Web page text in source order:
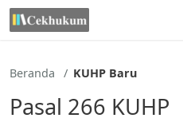
Lewati
ke
Beranda KUHP Baru
Pasal 266 KUHP